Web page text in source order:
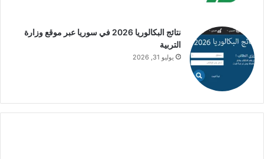
نتائج البكالوريا 2026 في سوريا عبر موقع وزارة
التربية
يوليو 31, 2026